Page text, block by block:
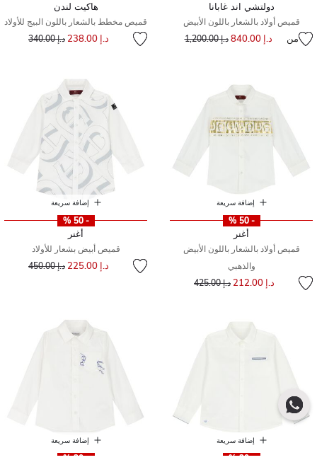
دولتشي اند غابانا
قميص أولاد بالشعار باللون الأبيض
من د.إ 840.00 سعر مخفض مند.إ 1,200.00
هاكيت لندن
قميص مخطط بالشعار باللون البيج للأولاد
د.إ 238.00 سعر مخفض من
د.إ 340.00 إلى
إضافة سريعة
- 50 %
أغنر
قميص أولاد بالشعار باللون الأبيض
والذهبي
د.إ 212.00 سعر مخفض مند.إ 425.00
إضافة سريعة
- 50 %
أغنر
قميص أبيض بشعار للأولاد
د.إ 225.00 سعر مخفض من
د.إ 450.00 إلى
إضافة سريعة
- 30 %
إضافة سريعة
- 30 %